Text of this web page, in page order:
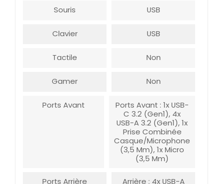
Souris USB
Clavier USB
Tactile Non
Gamer Non
Ports Avant
Ports Avant : 1x USB-
C 3.2 (Gen1), 4x
USB-A 3.2 (Gen1), 1x
Prise Combinée
Casque/microphone
(3,5 Mm), 1x Micro
(3,5 Mm)
Ports Arrière
Arrière : 4x USB-A